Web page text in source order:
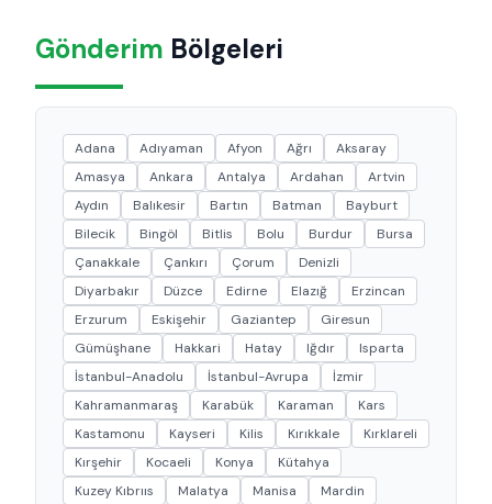
Gönderim Bölgeleri
Adana Adıyaman Afyon Ağrı
Aksaray
Amasya
Ankara Antalya Ardahan
Artvin
Aydın
Balıkesir Bartın Batman
Bayburt
Bilecik
Bingöl Bitlis Bolu Burdur
Bursa
Çanakkale
Çankırı Çorum
Denizli
Diyarbakır
Düzce Edirne Elazığ
Erzincan
Erzurum
Eskişehir Gaziantep
Giresun
Gümüşhane
Hakkari Hatay Iğdır
Isparta
İstanbul-Anadolu
İstanbul-Avrupa
İzmir
Kahramanmaraş
Karabük Karaman
Kars
Kastamonu
Kayseri Kilis Kırıkkale
Kırklareli
Kırşehir
Kocaeli Konya
Kütahya
Kuzey Kıbrııs
Malatya Manisa
Mardin